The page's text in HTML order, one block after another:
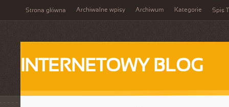
Strona główna Archiwalne wpisy Archiwum Kategorie Spis
INTERNETOWY BLOG